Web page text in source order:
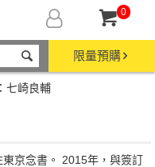
0
限量預購
七崎良輔
京念書。 2015年，與簽訂